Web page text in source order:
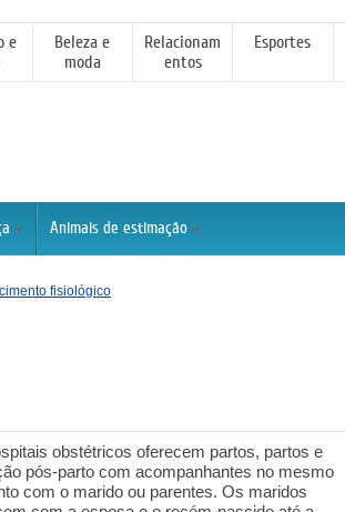
e
Beleza e
moda
Relacionam
entos
Esportes
Animais de estimação
fisiológico
obstétricos oferecem partos, partos e
pós-parto com acompanhantes no mesmo
com o marido ou parentes. Os maridos